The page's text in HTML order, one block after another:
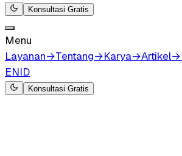
Konsultasi Gratis
Menu
Layanan→Tentang→Karya→Artikel→
ENID
Konsultasi Gratis